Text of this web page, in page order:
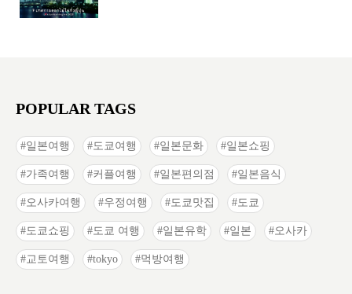
POPULAR TAGS
일본여행 도쿄여행 일본문화 일본쇼핑
가족여행 커플여행 일본편의점 일본음식
오사카여행 우정여행 도쿄맛집 도쿄
도쿄쇼핑 도쿄 여행 일본유학 일본 오사카
교토여행 tokyo 먹방여행